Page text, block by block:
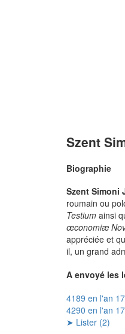
Szent
Biographie
Szent Simoni
roumain ou
Testium ainsi
œconomiæ
appréciée et
il, un grand
A envoyé les
4189 en l'an
4290 en l'an
➤ Lister (2)